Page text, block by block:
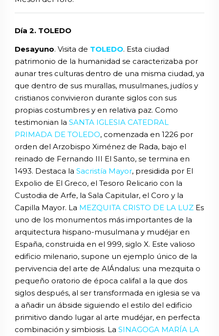
Día 2. TOLEDO
Desayuno. Visita de TOLEDO. Esta ciudad
patrimonio de la humanidad se caracterizaba por
aunar tres culturas dentro de una misma ciudad, ya
que dentro de sus murallas, musulmanes, judíos y
cristianos convivieron durante siglos con sus
propias costumbres y en relativa paz. Como
testimonian la SANTA IGLESIA CATEDRAL
PRIMADA DE TOLEDO, comenzada en 1226 por
orden del Arzobispo Ximénez de Rada, bajo el
reinado de Fernando III El Santo, se termina en
1493. Destaca la Sacristía Mayor, presidida por El
Expolio de El Greco, el Tesoro Relicario con la
Custodia de Arfe, la Sala Capitular, el Coro y la
Capilla Mayor. La MEZQUITA CRISTO DE LA LUZ Es
uno de los monumentos más importantes de la
arquitectura hispano-musulmana y mudéjar en
España, construida en el 999, siglo X. Este valioso
edificio milenario, supone un ejemplo único de la
pervivencia del arte de AlÁndalus: una mezquita o
pequeño oratorio de época califal a la que dos
siglos después, al ser transformada en iglesia se va
a añadir un ábside siguiendo el estilo del edificio
primitivo dando lugar al arte mudéjar, en perfecta
combinación y simbiosis. La SINAGOGA MARÍA LA